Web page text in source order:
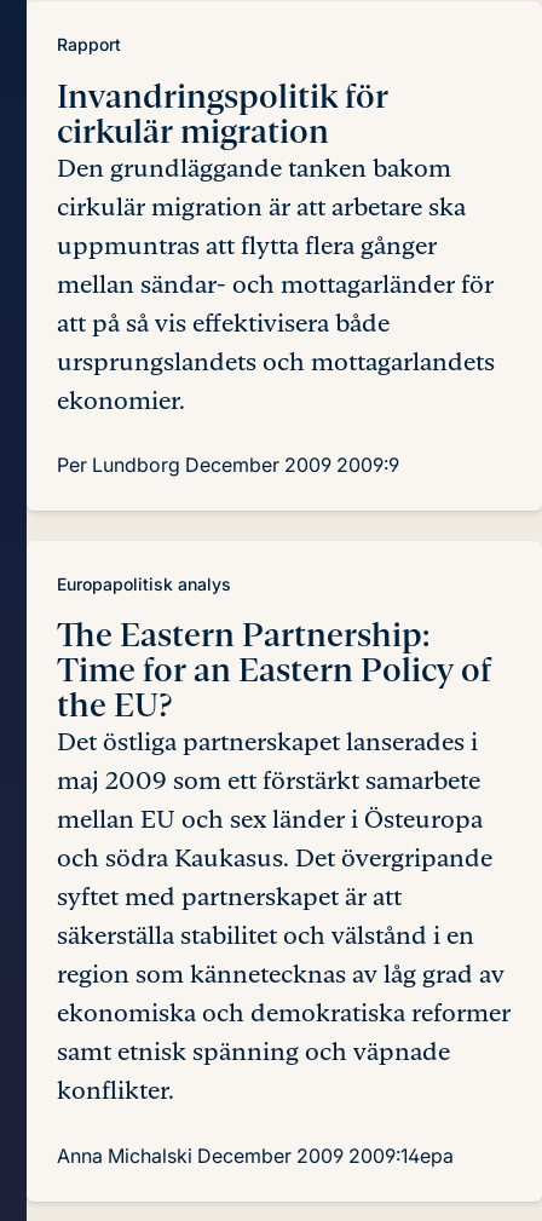
Rapport
Invandringspolitik för
cirkulär migration
Den grundläggande tanken bakom
cirkulär migration är att arbetare ska
uppmuntras att flytta flera gånger
mellan sändar- och mottagarländer för
att på så vis effektivisera både
ursprungslandets och mottagarlandets
ekonomier.
Per Lundborg December 2009 2009:9
Europapolitisk analys
The Eastern Partnership:
Time for an Eastern Policy of
the EU?
Det östliga partnerskapet lanserades i
maj 2009 som ett förstärkt samarbete
mellan EU och sex länder i Östeuropa
och södra Kaukasus. Det övergripande
syftet med partnerskapet är att
säkerställa stabilitet och välstånd i en
region som kännetecknas av låg grad av
ekonomiska och demokratiska reformer
samt etnisk spänning och väpnade
konflikter.
Anna Michalski December 2009 2009:14epa